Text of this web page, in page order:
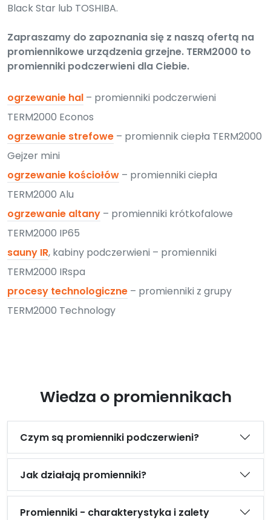
Black Star lub TOSHIBA.
Zapraszamy do zapoznania się z naszą ofertą na
promiennikowe urządzenia grzejne. TERM2000 to
promienniki podczerwieni dla Ciebie.
ogrzewanie hal – promienniki podczerwieni
TERM2000 Econos
ogrzewanie strefowe – promiennik ciepła TERM2000
Gejzer mini
ogrzewanie kościołów – promienniki ciepła
TERM2000 Alu
ogrzewanie altany – promienniki krótkofalowe
TERM2000 IP65
sauny IR, kabiny podczerwieni – promienniki
TERM2000 IRspa
procesy technologiczne – promienniki z grupy
TERM2000 Technology
Wiedza o promiennikach
Czym są promienniki podczerwieni?
Jak działają promienniki?
Promienniki - charakterystyka i zalety